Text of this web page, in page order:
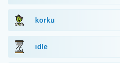
korku
idle